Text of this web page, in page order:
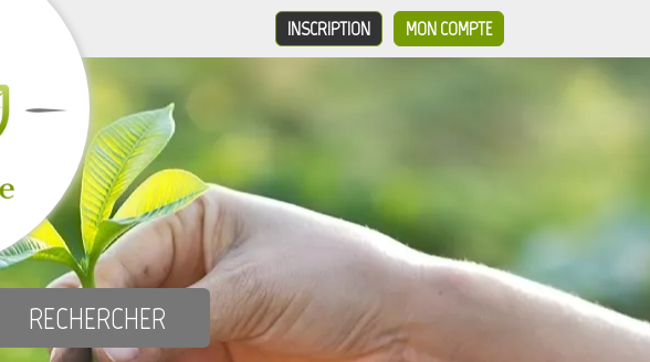
MON COMPTE
INSCRIPTION